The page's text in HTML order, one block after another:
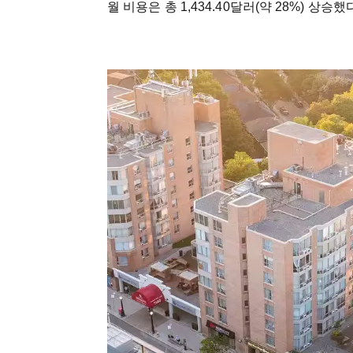
월 비용은 총 1,434.40달러(약 28%) 상승했